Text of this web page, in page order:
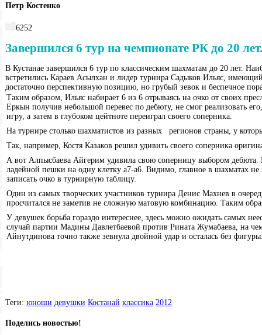
Петр Костенко
6252
Завершился 6 тур на чемпионате РК до 20 лет.
В Кустанае завершился 6 тур по классическим шахматам до 20 лет.
встретились Караев Асылхан и лидер турнира Садыков Ильяс,
достаточно перспективную позицию, но грубый зевок и беспечное
Таким образом, Ильяс набирает 6 из 6 отрываясь на очко от своих
Еркын получив небольшой перевес по дебюту, не смог реализовать
игру, а затем в глубоком цейтноте переиграл своего соперника.
На турнире столько шахматистов из разных регионов страны, у
Так, например, Костя Казаков решил удивить своего соперника
А вот Алпысбаева Айгерим удивила свою соперницу выбором
ладейной пешки на одну клетку а7-а6. Видимо, главное в шахматах
записать очко в турнирную таблицу.
Один из самых творческих участников турнира Денис Махнев в
просчитался не заметив не сложную матовую комбинацию. Таким
У девушек борьба гораздо интереснее, здесь можно ожидать самых
случай партии Мадины Давлетбаевой против Рината Жумабаева, на
Айнутдинова точно также зевнула двойной удар и осталась без
Теги: юноши девушки Костанай классика 2012
Поделись новостью!